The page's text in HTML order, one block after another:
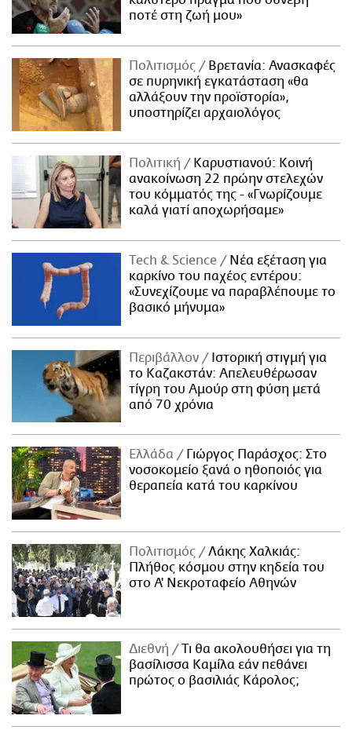
ποτέ στη ζωή μου»
Πολιτισμός
Βρετανία: Ανασκαφές
σε πυρηνική εγκατάσταση «θα
αλλάξουν την προϊστορία»,
υποστηρίζει αρχαιολόγος
Πολιτική
Καρυστιανού: Κοινή
ανακοίνωση 22 πρώην στελεχών
του κόμματός της - «Γνωρίζουμε
καλά γιατί αποχωρήσαμε»
Τech & Science
Νέα εξέταση για
καρκίνο του παχέος εντέρου:
«Συνεχίζουμε να παραβλέπουμε το
βασικό μήνυμα»
Περιβάλλον
Ιστορική στιγμή για
το Καζακστάν: Απελευθέρωσαν
τίγρη του Αμούρ στη φύση μετά
από 70 χρόνια
Ελλάδα
Γιώργος Παράσχος: Στο
νοσοκομείο ξανά ο ηθοποιός για
θεραπεία κατά του καρκίνου
Πολιτισμός
Λάκης Χαλκιάς:
Πλήθος κόσμου στην κηδεία του
στο Α' Νεκροταφείο Αθηνών
Διεθνή
Τι θα ακολουθήσει για τη
βασίλισσα Καμίλα εάν πεθάνει
πρώτος ο βασιλιάς Κάρολος;